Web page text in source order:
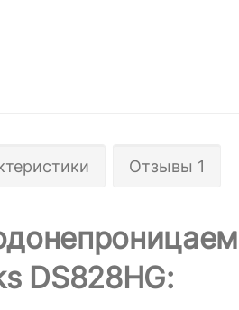
Отзывы 1
DS828HG: